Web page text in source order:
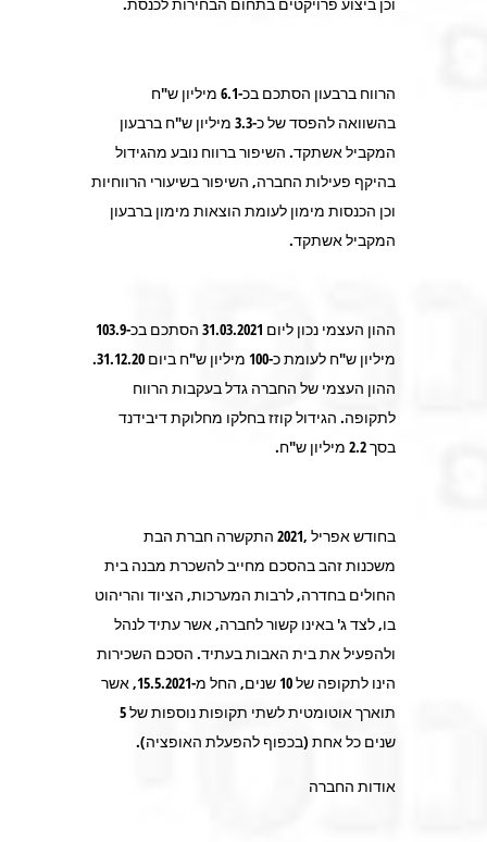
הרווח ברבעון הסתכם בכ-6.1 מיליון ש"ח
בהשוואה להפסד של כ-3.3 מיליון ש"ח ברבעון
המקביל אשתקד. השיפור ברווח נובע מהגידול
בהיקף פעילות החברה, השיפור בשיעורי הרווחיות
וכן הכנסות מימון לעומת הוצאות מימון ברבעון
המקביל אשתקד.
ההון העצמי נכון ליום 31.03.2021 הסתכם בכ-103.9
מיליון ש"ח לעומת כ-100 מיליון ש"ח ביום 31.12.20.
ההון העצמי של החברה גדל בעקבות הרווח
לתקופה. הגידול קוזז בחלקו מחלוקת דיבידנד
בסך 2.2 מיליון ש"ח.
בחודש אפריל ,2021 התקשרה חברת הבת
משכנות זהב בהסכם מחייב להשכרת מבנה בית
החולים בחדרה, לרבות המערכות, הציוד והריהוט
בו, לצד ג' באינו קשור לחברה, אשר עתיד לנהל
ולהפעיל את בית האבות בעתיד. הסכם השכירות
הינו לתקופה של 10 שנים, החל מ-15.5.2021, אשר
תוארך אוטומטית לשתי תקופות נוספות של 5
שנים כל אחת (בכפוף להפעלת האופציה).
אודות החברה